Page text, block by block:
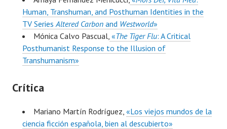
Human, Transhuman, and Posthuman Identities in the
TV SeriesAltered Carbon and Westworld»
Mónica Calvo Pascual, «The Tiger Flu: A Critical
Posthumanist Response to the Illusion of
Transhumanism»
Crítica
Mariano Martín Rodríguez, «Los viejos mundos de la
ciencia ficción española, bien al descubierto»